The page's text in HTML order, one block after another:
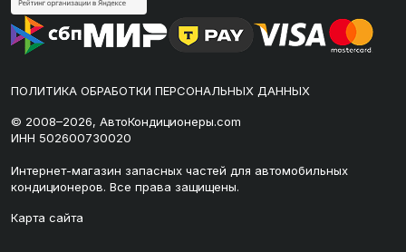
ПОЛИТИКА ОБРАБОТКИ ПЕРСОНАЛЬНЫХ ДАННЫХ
© 2008–2026, АвтоКондиционеры.com
ИНН 502600730020
Интернет-магазин запасных частей для автомобильных
кондиционеров. Все права защищены.
Карта сайта